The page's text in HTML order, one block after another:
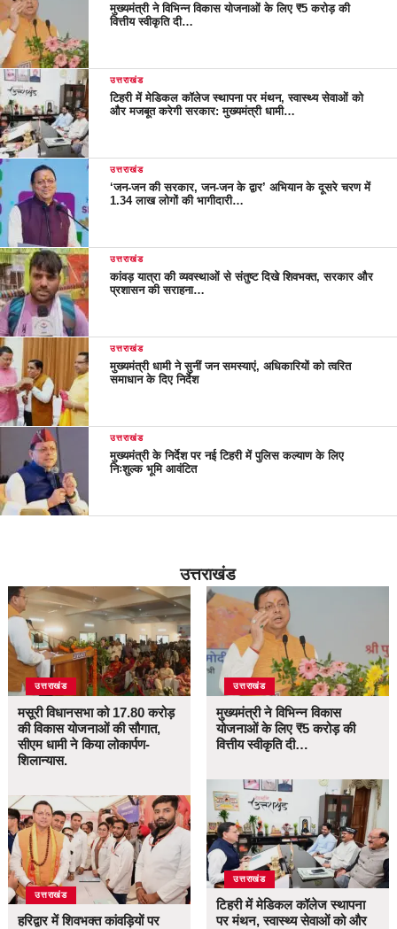
मुख्यमंत्री ने विभिन्न विकास योजनाओं के लिए ₹5 करोड़ की
वित्तीय स्वीकृति दी…
उत्तराखंड
टिहरी में मेडिकल कॉलेज स्थापना पर मंथन, स्वास्थ्य सेवाओं को
और मजबूत करेगी सरकार: मुख्यमंत्री धामी…
उत्तराखंड
‘जन-जन की सरकार, जन-जन के द्वार’ अभियान के दूसरे चरण में
1.34 लाख लोगों की भागीदारी…
उत्तराखंड
कांवड़ यात्रा की व्यवस्थाओं से संतुष्ट दिखे शिवभक्त, सरकार और
प्रशासन की सराहना…
उत्तराखंड
मुख्यमंत्री धामी ने सुनीं जन समस्याएं, अधिकारियों को त्वरित
समाधान के दिए निर्देश
उत्तराखंड
मुख्यमंत्री के निर्देश पर नई टिहरी में पुलिस कल्याण के लिए
निःशुल्क भूमि आवंटित
उत्तराखंड
उत्तराखंड
मसूरी विधानसभा को 17.80 करोड़
की विकास योजनाओं की सौगात,
सीएम धामी ने किया लोकार्पण-
शिलान्यास.
उत्तराखंड
हरिद्वार में शिवभक्त कांवड़ियों पर
उत्तराखंड
मुख्यमंत्री ने विभिन्न विकास
योजनाओं के लिए ₹5 करोड़ की
वित्तीय स्वीकृति दी…
उत्तराखंड
टिहरी में मेडिकल कॉलेज स्थापना
पर मंथन, स्वास्थ्य सेवाओं को और